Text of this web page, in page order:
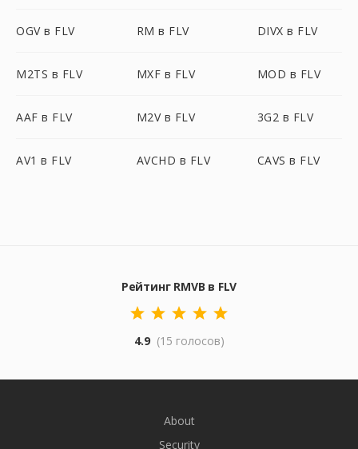
OGV в FLV RM в FLV DIVX в FLV
M2TS в FLV MXF в FLV MOD в FLV
AAF в FLV M2V в FLV 3G2 в FLV
AV1 в FLV AVCHD в FLV CAVS в FLV
Рейтинг RMVB в FLV
4.9 (15 голосов)
About
Security